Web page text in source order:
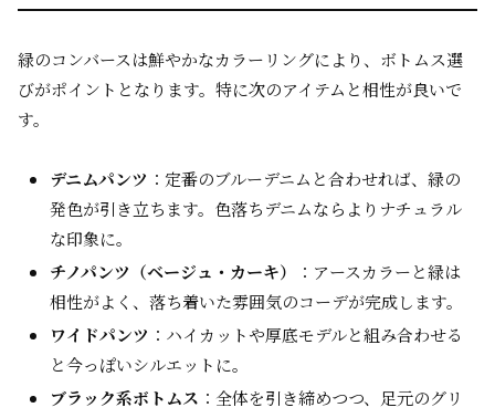
緑のコンバースは鮮やかなカラーリングにより、ボトムス選
びがポイントとなります。特に次のアイテムと相性が良いで
す。
デニムパンツ ：定番のブルーデニムと合わせれば、緑の
発色が引き立ちます。色落ちデニムならよりナチュラル
な印象に。
チノパンツ（ベージュ・カーキ）
：アースカラーと緑は
相性がよく、落ち着いた雰囲気のコーデが完成します。
ワイドパンツ ：ハイカットや厚底モデルと組み合わせる
と今っぽいシルエットに。
ブラック系ボトムス ：全体を引き締めつつ、足元のグリ